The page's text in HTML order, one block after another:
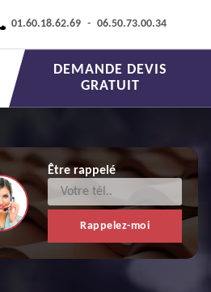
01.60.18.62.69 - 06.50.73.00.34
DEMANDE DEVIS
GRATUIT
Être rappelé